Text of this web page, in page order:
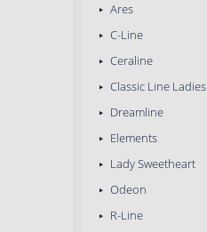
Ares
C-Line
Ceraline
Classic Line Ladies
Dreamline
Elements
Lady Sweetheart
Odeon
R-Line